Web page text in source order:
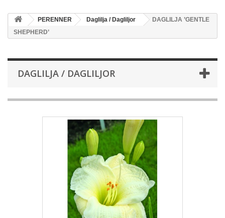
PERENNER Daglilja / Dagliljor
DAGLILJA ’GENTLE
SHEPHERD’
DAGLILJA / DAGLILJOR